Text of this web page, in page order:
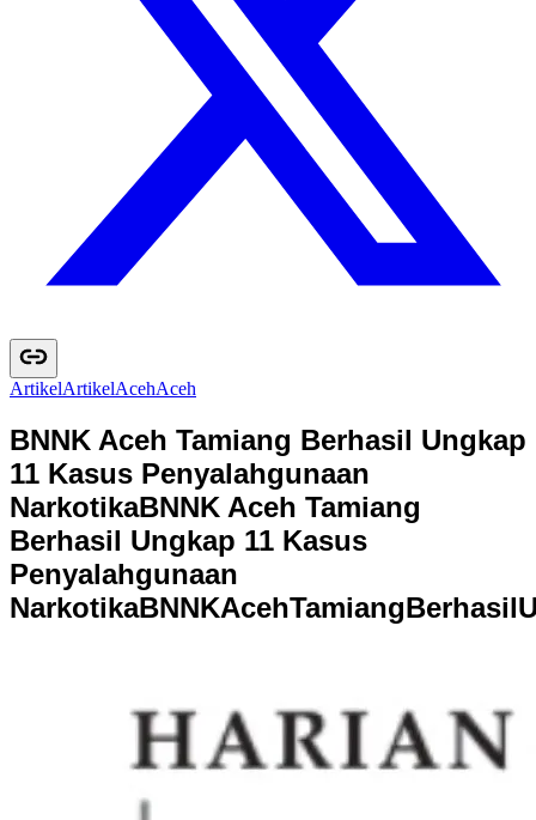
ArtikelArtikelAcehAceh
BNNK Aceh Tamiang Berhasil Ungkap
11 Kasus Penyalahgunaan
NarkotikaBNNK Aceh Tamiang
Berhasil Ungkap 11 Kasus
Penyalahgunaan
NarkotikaBNNKAcehTamiangBerhasil